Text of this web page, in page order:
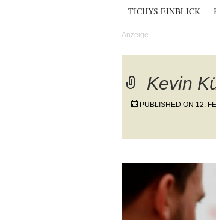
TICHYS EINBLICK
Kevin
PUBLISHED ON 12.